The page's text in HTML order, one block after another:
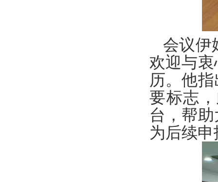
会议伊
欢迎与
历。他
要标志
台，帮
为后续